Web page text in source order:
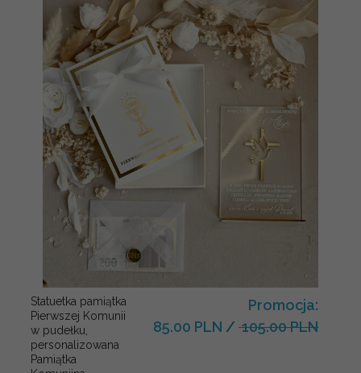
Statuetka pamiątka
Pierwszej Komunii
w pudełku,
personalizowana
Pamiątka
Promocja:
85.00 PLN / 105.00 PLN